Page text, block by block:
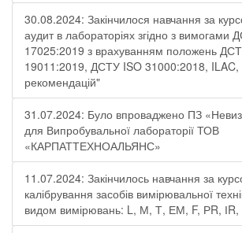
30.08.2024: Закінчилося навчання за
аудит в лабораторіях згідно з вимогами
17025:2019 з врахуванням положень
19011:2019, ДСТУ ISO 31000:2018, ILAC,
рекомендацій"
31.07.2024: Було впроваджено ПЗ
для Випробувальної лабораторії ТОВ
«КАРПАТТЕХНОАЛЬЯНС»
11.07.2024: Закінчилось навчання за
калібрування засобів вимірювальної
видом вимірювань: L, М, Т, ЕМ, F, РR,